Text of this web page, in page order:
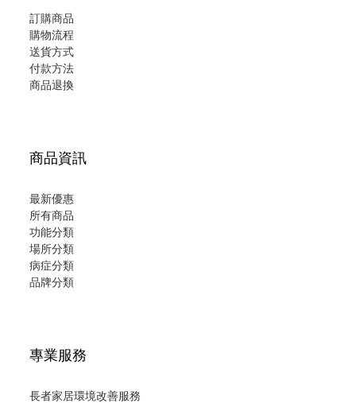
訂購商品
購物流程
送貨方式
付款方法
商品退換
商品資訊
最新優惠
所有商品
功能分類
場所分類
病症分類
品牌分類
專業服務
長者家居環境改善服務